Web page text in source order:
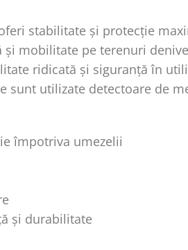
stabilitate și protecție
mobilitate pe terenuri
ridicată și siguranță în
sunt utilizate detectoare de
împotriva umezelii
și durabilitate